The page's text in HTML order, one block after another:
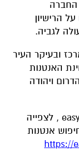
החברה
הרישיון
לגביה.
ובעיקר העיר
האנטנות
ויהודה
, לצפייה
אנטנות
https://